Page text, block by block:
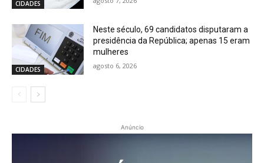
CIDADES
CIDADES
Neste século, 69 candidatos disputaram a
presidência da República; apenas 15 eram
mulheres
agosto 6, 2026
Anúncio